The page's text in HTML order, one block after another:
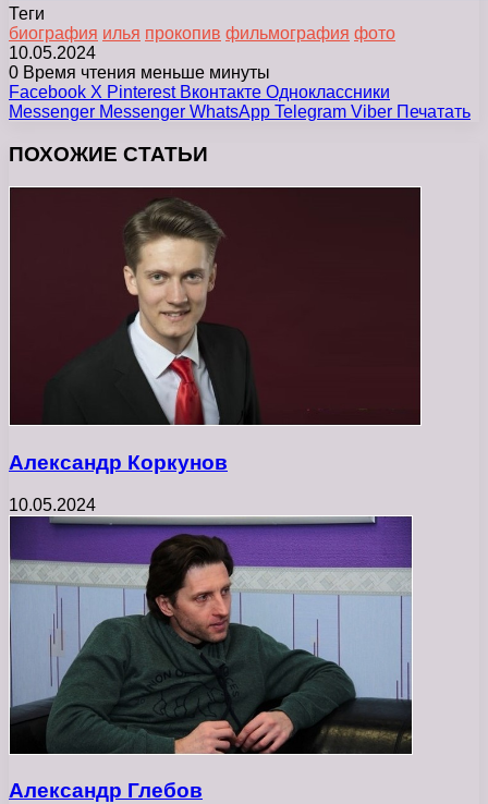
Теги
биография илья прокопив фильмография фото
10.05.2024
0 Время чтения меньше минуты
Facebook X Pinterest Вконтакте Одноклассники
Messenger Messenger WhatsApp Telegram Viber Печатать
ПОХОЖИЕ СТАТЬИ
Александр Коркунов
10.05.2024
Александр Глебов